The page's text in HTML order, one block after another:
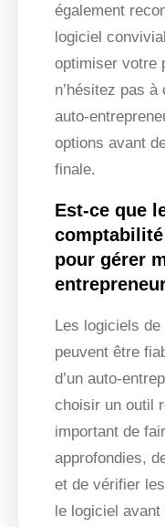
également
logiciel
optimiser votre
n’hésitez pas
auto-
options avant
finale.
Est-ce que
pour gérer
Les logiciels
peuvent être
d’un auto-
choisir un outil
important de
approfondies,
et de vérifier
le logiciel avant